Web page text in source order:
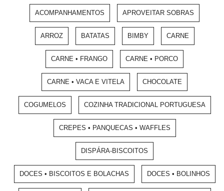
ACOMPANHAMENTOS APROVEITAR SOBRAS
ARROZ BATATAS BIMBY CARNE
CARNE • FRANGO CARNE • PORCO
CARNE • VACA E VITELA CHOCOLATE
COGUMELOS COZINHA TRADICIONAL PORTUGUESA
CREPES • PANQUECAS • WAFFLES
DISPÁRA-BISCOITOS
DOCES • BISCOITOS E BOLACHAS DOCES • BOLINHOS